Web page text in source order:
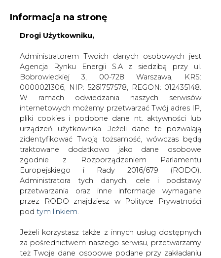
KONTAKT:
WYDAWCA PORTALU:
WYSOKI KONTRAST WIELKOŚĆ TEKSTU A A
ZALOGUJ SIĘ
WŁĄCZ CIRE.TV
Informacja na stronę
Drogi Użytkowniku,
Administratorem Twoich danych osobowych jest
Agencja Rynku Energii S.A z siedzibą przy ul.
Bobrowieckiej 3, 00-728 Warszawa, KRS:
0000021306, NIP: 5261757578, REGON: 012435148.
W ramach odwiedzania naszych serwisów
internetowych możemy przetwarzać Twój adres IP,
pliki cookies i podobne dane nt. aktywności lub
urządzeń użytkownika. Jeżeli dane te pozwalają
zidentyfikować Twoją tożsamość, wówczas będą
traktowane dodatkowo jako dane osobowe
zgodnie z Rozporządzeniem Parlamentu
Europejskiego i Rady 2016/679 (RODO).
Administratora tych danych, cele i podstawy
przetwarzania oraz inne informacje wymagane
przez RODO znajdziesz w Polityce Prywatności
pod tym linkiem.
Jeżeli korzystasz także z innych usług dostępnych
za pośrednictwem naszego serwisu, przetwarzamy
też Twoje dane osobowe podane przy zakładaniu